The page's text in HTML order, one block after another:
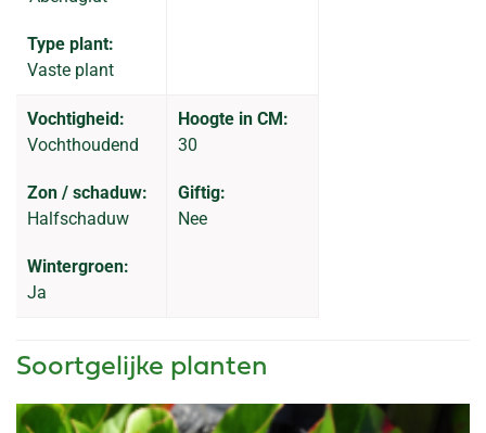
Type plant:
Vaste plant
Vochtigheid:
Vochthoudend
Zon / schaduw:
Halfschaduw
Wintergroen:
Ja
Hoogte in CM:
30
Giftig:
Nee
Soortgelijke planten